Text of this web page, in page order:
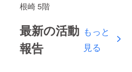
根崎 5階
最新の活動
報告
もっと
見る